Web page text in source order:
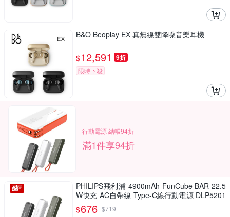
B&O Beoplay EX 真無線雙降噪音樂耳機
$12,591 9折
限時下殺
行動電源 結帳94折
滿1件享94折
PHILIPS飛利浦 4900mAh FunCube BAR 22.5
W快充 AC自帶線 Type-C線行動電源 DLP5201
C 17.88Wh_具Wh標示
$676 $719